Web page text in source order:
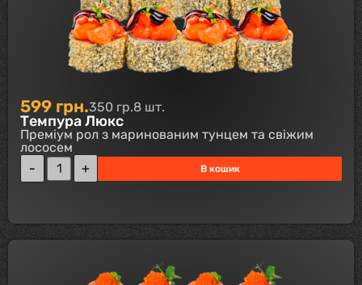
599 грн.350 гр.8 шт.
Темпура Люкс
Преміум рол з маринованим тунцем та свіжим
лососем
В кошик